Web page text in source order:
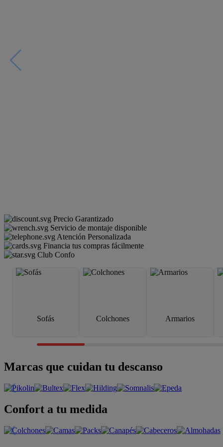
Precio Garantizado
Servicio de montaje disponible
Atención Personalizada
Financia tus compras fácilmente
Club Confo
Sofás Colchones Armarios
Marcas que cuidan tu descanso
Confort a tu medida